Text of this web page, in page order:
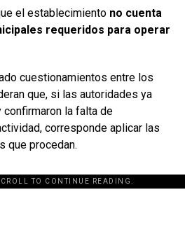
el establecimiento no cuenta
requeridos para operar
cuestionamientos entre los
que, si las autoridades ya
la falta de
corresponde aplicar las
que procedan.
TO CONTINUE READING.
id="243463"]